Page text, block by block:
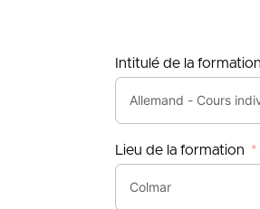
Intitulé de la
Lieu de la formation